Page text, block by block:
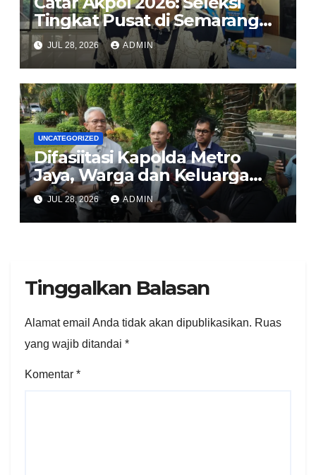
Tingkat Pusat di Semarang
Usung Prinsip BETAH, Polri
Komitmen Rekrutmen Bersih
dan Transparan
JUL 28, 2026 ADMIN
UNCATEGORIZED
Difasiitasi Kapolda Metro
Jaya, Warga dan Keluarga
Korban Imbau Jaga
Kondusivitas
JUL 28, 2026 ADMIN
Tinggalkan Balasan
Alamat email Anda tidak akan dipublikasikan. Ruas
yang wajib ditandai *
Komentar *